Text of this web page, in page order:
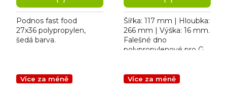
Podnos fast food
27x36 polypropylen,
šedá barva.
Šířka: 117 mm | Hloubka:
266 mm | Výška: 16 mm.
Falešné dno
polypropylenové pro GN
Více za méně Více za méně